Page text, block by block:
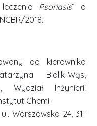
Psoriasis” o
2018.
do kierownika
Bialik-Wąs,
Wydział Inżynierii
Chemii
Warszawska 24, 31-